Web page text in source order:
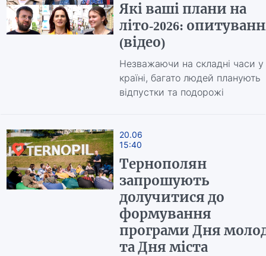
Які ваші плани на
літо-2026:
(відео)
Незважаючи на складні часи у
країні, багато людей планують
відпустки та подорожі
20.06
15:40
Тернополян
запрошують
долучитися до
формування
програми Дня
та Дня міста